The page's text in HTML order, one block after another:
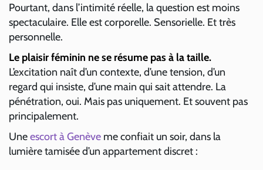
Pourtant, dans l’intimité réelle, la question est moins
spectaculaire. Elle est corporelle. Sensorielle. Et très
personnelle.
Le plaisir féminin ne se résume pas à la taille.
L’excitation naît d’un contexte, d’une tension, d’un
regard qui insiste, d’une main qui sait attendre. La
pénétration, oui. Mais pas uniquement. Et souvent pas
principalement.
Uneescort à Genève me confiait un soir, dans la
lumière tamisée d’un appartement discret :